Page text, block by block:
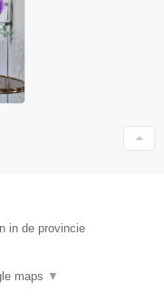
in de provincie
maps ▼